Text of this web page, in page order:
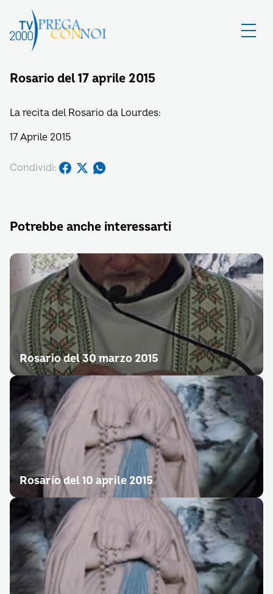
Rosario del 17 aprile 2015
La recita del Rosario da Lourdes:
17 Aprile 2015
Condividi:
Potrebbe anche interessarti
Rosario del 30 marzo 2015
Rosario del 10 aprile 2015